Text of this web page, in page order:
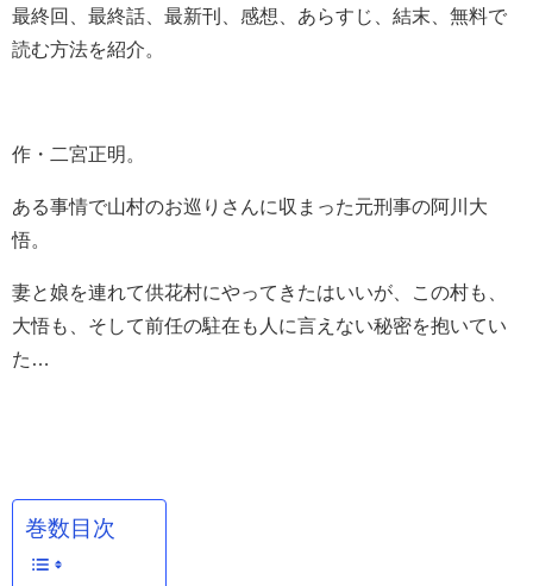
最終回、最終話、最新刊、感想、あらすじ、結末、無料で
読む方法を紹介。
作・二宮正明。
ある事情で山村のお巡りさんに収まった元刑事の阿川大
悟。
妻と娘を連れて供花村にやってきたはいいが、この村も、
大悟も、そして前任の駐在も人に言えない秘密を抱いてい
た…
巻数目次